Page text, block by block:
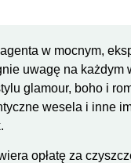
w mocnym,
uwagę na każdym
glamour, boho i
wesela i inne
opłatę za